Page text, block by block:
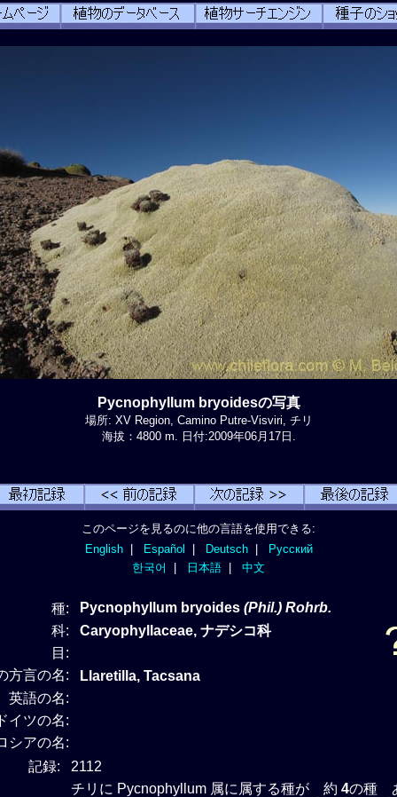
Pycnophyllum bryoidesの写真
場所: XV Region, Camino Putre-Visviri, チリ
海拔：4800 m. 日付:2009年06月17日.
このページを見るのに他の言語を使用できる:
English| Español Deutsch|
Русский
한국어
日本語 中文
種: Pycnophyllum bryoides (Phil.) Rohrb.
科:
Caryophyllaceae, ナデシコ科
目:
方言の名:
Llaretilla, Tacsana
英語の名:
イツの名:
シアの名:
記録:
2112
チリに Pycnophyllum 属に属する種が 約 4の種